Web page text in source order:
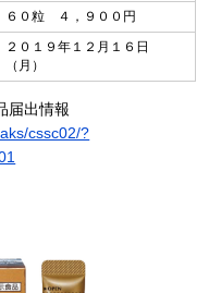
６０粒 ４，９００円
２０１９年１２月１６日
（月）
届出情報
cssc02/?